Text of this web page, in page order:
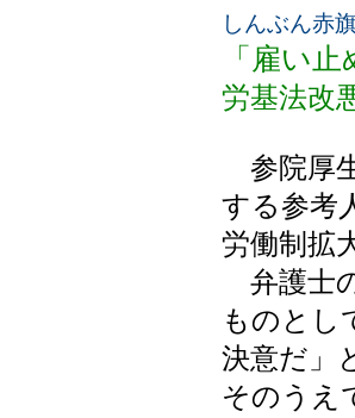
しんぶん赤
「雇い
労基法改
参院厚
する参考
労働制拡
弁護士
ものとし
決意だ」
そのうえ